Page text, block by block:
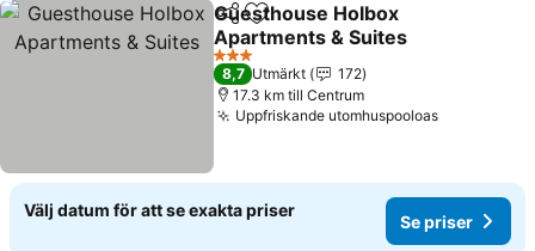
Dela Lägg till i Mina Favoriter
Guesthouse Holbox
Apartments & Suites
Se priser
3 Stjärnor
8,7 Utmärkt
172
17.3 km till Centrum
Uppfriskande utomhuspooloasSe priser
Välj datum för att se exakta priser
Se priser